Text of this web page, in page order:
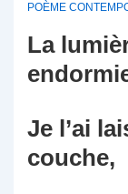
POÈME
La
Je l’ai
couche,